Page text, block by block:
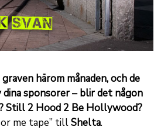
härom månaden, och de
sponsorer – blir det någon
Still 2 Hood 2 Be Hollywood?
me tape” tillShelta.